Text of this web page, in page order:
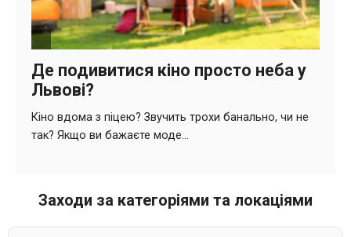
Заходи за категоріями та локаціями